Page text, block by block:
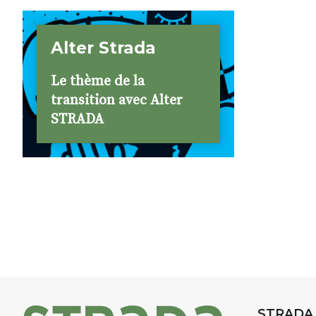
Alter Strada
Le thème de la
transition avec Alter
STRADA